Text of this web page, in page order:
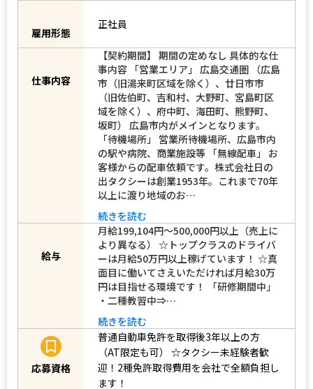
雇用形態
正社員
【契約期間】 期間の定めなし 具体的な仕
事内容 「営業エリア」 広島交通圏 （広島
市（旧湯来町区域を除く）、廿日市市
（旧佐伯町、吉和村、大野町、宮島町区
域を除く）、府中町、海田町、熊野町、
坂町） 広島市内がメインとなります。
「待機場所」 営業所待機場所、広島市内
の駅や病院、商業施設等 「無線配車」 お
客様からの配車依頼です。株式会社日の
出タクシーは創業1953年。これまで70年
以上に渡り地域のお…
続きを読む
月給199,104円〜500,000円以上（売上に
より異なる） ☆トップクラスのドライバ
ーは月給50万円以上稼げています！ ☆真
面目に働いてさえいただければ月給30万
円は目指せる環境です！ 「研修期間中」
・二種教習中⇒…
続きを読む
応募資格
普通自動車免許を取得後3年以上の方
（AT限定も可）
☆タクシー未経験者歓
迎！2種免許取得費用を会社で全額負担し